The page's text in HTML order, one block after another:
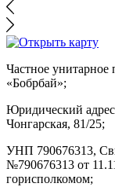
Частное унитарное
«Бобрбай»;
Юридический
Чонгарская, 81/25;
УНП 790676313,
№790676313 от
горисполкомом;